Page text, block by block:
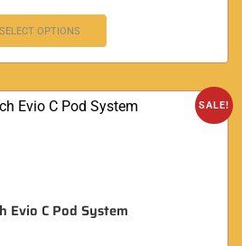
SELECT OPTIONS
SALE!
Evio C Pod System